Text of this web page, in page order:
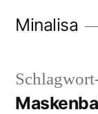
Minalisa